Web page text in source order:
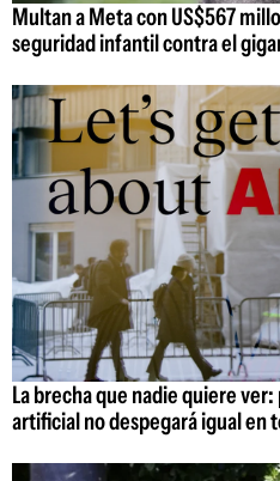
Multan a Meta con US$567
seguridad infantil contra el
La brecha que nadie quiere
artificial no despegará igual en